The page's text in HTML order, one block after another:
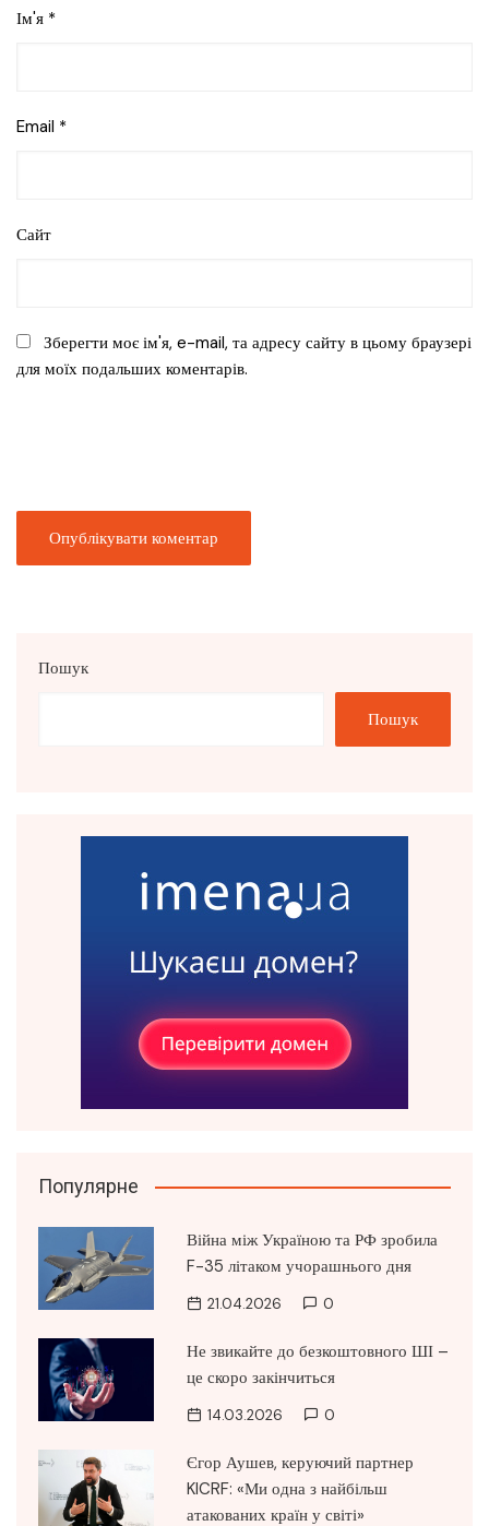
Ім'я *
Email *
Сайт
Зберегти моє ім'я, e-mail, та адресу сайту в цьому браузері
для моїх подальших коментарів.
Пошук
Пошук
Популярне
Війна між Україною та РФ зробила
F-35 літаком учорашнього дня
21.04.2026 0
Не звикайте до безкоштовного ШІ –
це скоро закінчиться
14.03.2026 0
Єгор Аушев, керуючий партнер
KICRF: «Ми одна з найбільш
атакованих країн у світі»